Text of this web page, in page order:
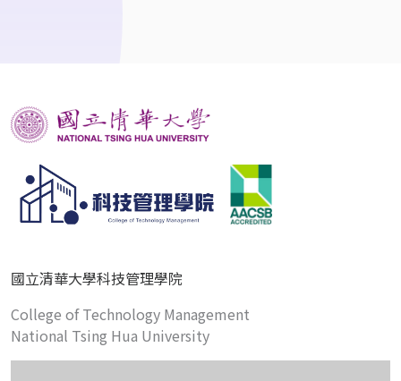
國立清華大學科技管理學院
College of Technology Management
National Tsing Hua University